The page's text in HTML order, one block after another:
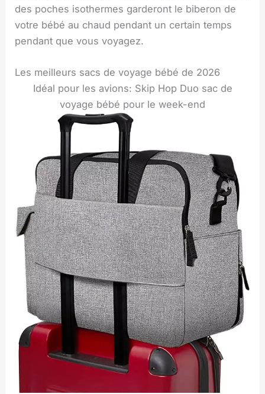
des poches isothermes garderont le biberon de
votre bébé au chaud pendant un certain temps
pendant que vous voyagez.
Les meilleurs sacs de voyage bébé de 2026
Idéal pour les avions: Skip Hop Duo sac de
voyage bébé pour le week-end